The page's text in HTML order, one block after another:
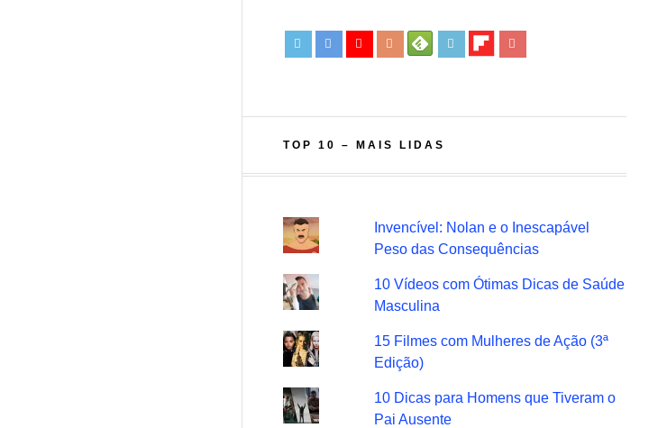
TOP 10 – MAIS LIDAS
Invencível: Nolan e o Inescapável
Peso das Consequências
10 Vídeos com Ótimas Dicas de Saúde
Masculina
15 Filmes com Mulheres de Ação (3ª
Edição)
10 Dicas para Homens que Tiveram o
Pai Ausente